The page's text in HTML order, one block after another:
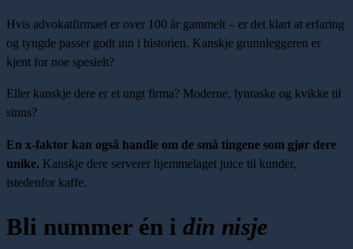
Hvis advokatfirmaet er over 100 år gammelt – er det klart at erfaring
og tyngde passer godt inn i historien. Kanskje grunnleggeren er
kjent for noe spesielt?
Eller kanskje dere er et ungt firma? Moderne, lynraske og kvikke til
sinns?
En x-faktor kan også handle om de små tingene som gjør dere
unike. Kanskje dere serverer hjemmelaget juice til kunder,
istedenfor kaffe.
Bli nummer én i din nisje